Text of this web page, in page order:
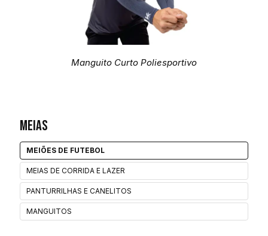
Meias
MEIÕES DE FUTEBOL
MEIAS DE CORRIDA E LAZER
PANTURRILHAS E CANELITOS
MANGUITOS
Manguito Curto Poliesportivo